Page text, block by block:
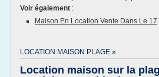
Voir également :
Maison En Location Vente Dans Le 17
LOCATION MAISON PLAGE »
Location maison sur la